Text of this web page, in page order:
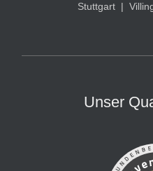
Stuttgart |
Unser